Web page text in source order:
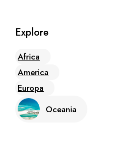
Explore
Africa
America
Europa
Oceania